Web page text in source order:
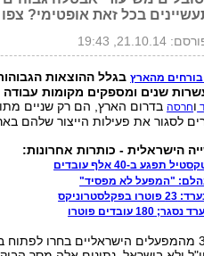
בכל זאת אופטימי? צפו
21.10.14, 19:43
בורחים מהארץבגלל ההוצאות
שנים ומספקים מקומות
וחרסהבדרום הארץ, הם רק שניים
לסגור את פעילות הייצור שלהם
הישראלית - כותרות אחרונות:
ב-40 אלף עובדים
"המפעל לא מפסיד"
עובדים פוטרו